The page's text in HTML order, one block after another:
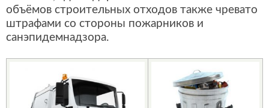
объёмов строительных отходов также чревато
штрафами со стороны пожарников и
санэпидемнадзора.